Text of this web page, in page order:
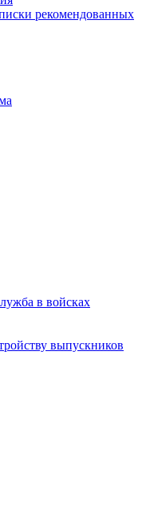
рекомендованных
в войсках
выпускников